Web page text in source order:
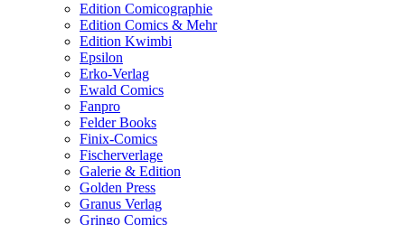
Edition Comicographie
Edition Comics & Mehr
Edition Kwimbi
Epsilon
Erko-Verlag
Ewald Comics
Fanpro
Felder Books
Finix-Comics
Fischerverlage
Galerie & Edition
Golden Press
Granus Verlag
Gringo Comics